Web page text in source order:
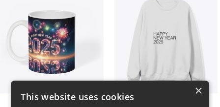
×
This website uses cookies